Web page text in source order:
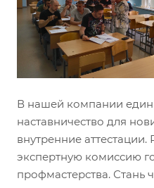
В нашей компании
наставничество для
внутренние аттестации.
экспертную комиссию
профмастерства.